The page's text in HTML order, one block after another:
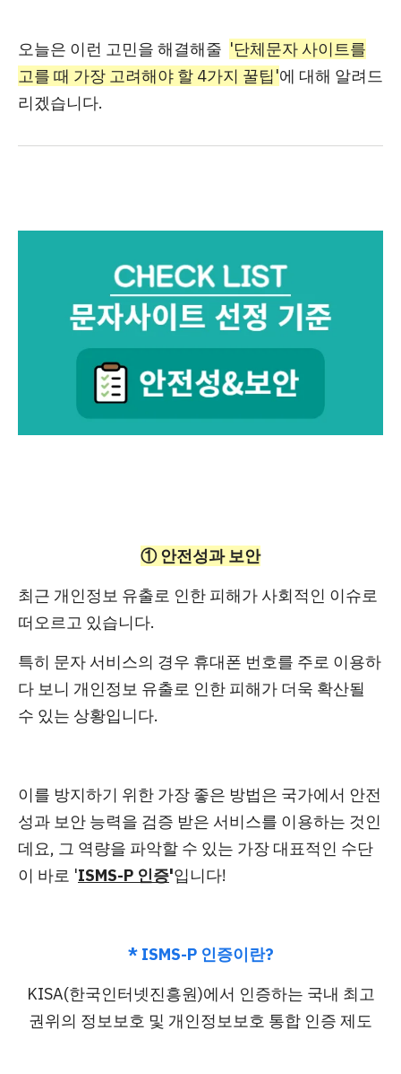
오늘은 이런 고민을 해결해줄 '단체문자 사이트를
고를 때 가장 고려해야 할 4가지 꿀팁'에 대해 알려드
리겠습니다.
① 안전성과 보안
최근 개인정보 유출로 인한 피해가 사회적인 이슈로
떠오르고 있습니다.
특히 문자 서비스의 경우 휴대폰 번호를 주로 이용하
다 보니 개인정보 유출로 인한 피해가 더욱 확산될
수 있는 상황입니다.
이를 방지하기 위한 가장 좋은 방법은 국가에서 안전
성과 보안 능력을 검증 받은 서비스를 이용하는 것인
데요, 그 역량을 파악할 수 있는 가장 대표적인 수단
이 바로 'ISMS-P 인증'입니다!
* ISMS-P 인증이란?
KISA(한국인터넷진흥원)에서 인증하는 국내 최고
권위의 정보보호 및 개인정보보호 통합 인증 제도